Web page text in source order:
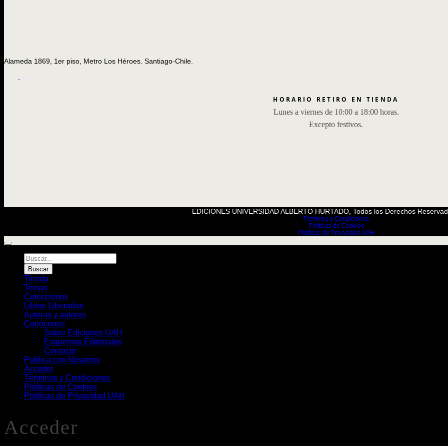
Alameda 1869, 1er piso, Metro Los Héroes. Santiago-Chile.
HORARIO RETIRO EN TIENDA
Lunes a viernes de 10:00 a 18:00 horas.
Excepto festivos.
EDICIONES UNIVERSIDAD ALBERTO HURTADO, Todos los Derechos
Términos y Condiciones
Políticas de Cookies
Políticas de Privacidad UAH
Búsqueda
de
Libros
Buscar
Tienda
Temas
Colecciones
Libros Liberados
Autoras y autores
Conócenos
Sobre Ediciones UAH
Esquemas Editoriales
Contacto
Publica con Nosotros
Acceder
Términos y Condiciones
Políticas de Cookies
Políticas de Privacidad UAH
Acceder